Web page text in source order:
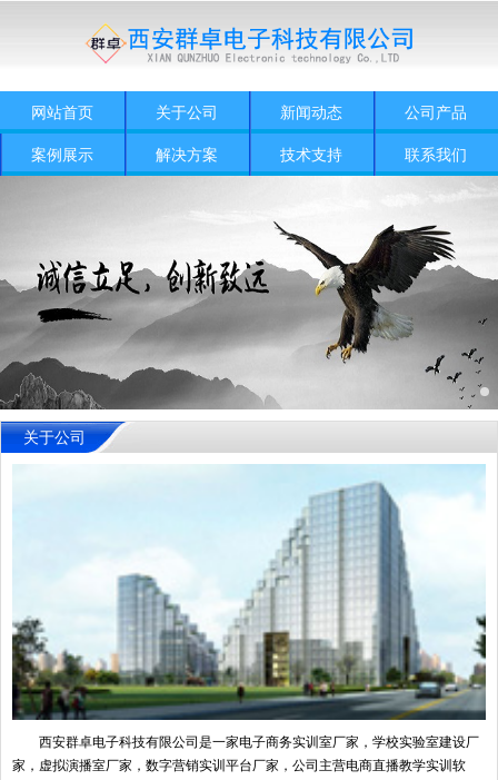
网站首页 关于公司 新闻动态 公司产品
案例展示 解决方案 技术支持 联系我们
关于公司
西安群卓电子科技有限公司是一家电子商务实训室厂家，学校实验室建设厂
家，虚拟演播室厂家，数字营销实训平台厂家，公司主营电商直播教学实训软